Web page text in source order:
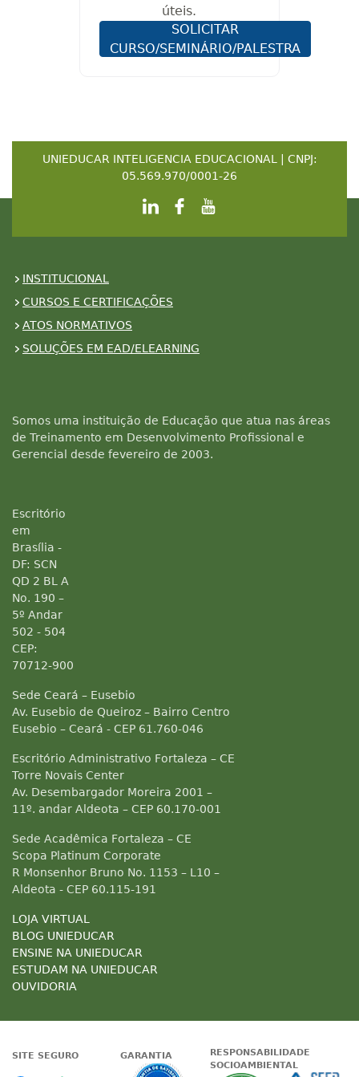
úteis.
SOLICITAR
CURSO/SEMINÁRIO/PALESTRA
UNIEDUCAR INTELIGENCIA EDUCACIONAL | CNPJ:
05.569.970/0001-26
INSTITUCIONAL
CURSOS E CERTIFICAÇÕES
ATOS NORMATIVOS
SOLUÇÕES EM EAD/ELEARNING
Somos uma instituição de Educação que atua nas áreas
de Treinamento em Desenvolvimento Profissional e
Gerencial desde fevereiro de 2003.
Escritório
em
Brasília -
DF: SCN
QD 2 BL A
No. 190 –
5º Andar
502 - 504
CEP:
70712-900
Sede Ceará – Eusebio
Av. Eusebio de Queiroz – Bairro Centro
Eusebio – Ceará - CEP 61.760-046
Escritório Administrativo Fortaleza – CE
Torre Novais Center
Av. Desembargador Moreira 2001 –
11º. andar Aldeota – CEP 60.170-001
Sede Acadêmica Fortaleza – CE
Scopa Platinum Corporate
R Monsenhor Bruno No. 1153 – L10 –
Aldeota - CEP 60.115-191
LOJA VIRTUAL
BLOG UNIEDUCAR
ENSINE NA UNIEDUCAR
ESTUDAM NA UNIEDUCAR
OUVIDORIA
SITE SEGURO
Google - Status do site no
GARANTIA
Garantia de
RESPONSABILIDADE
SOCIOAMBIENTAL